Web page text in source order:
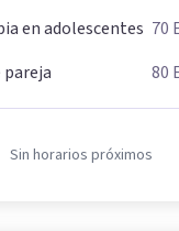
en adolescentes 70
pareja
80
Sin horarios próximos